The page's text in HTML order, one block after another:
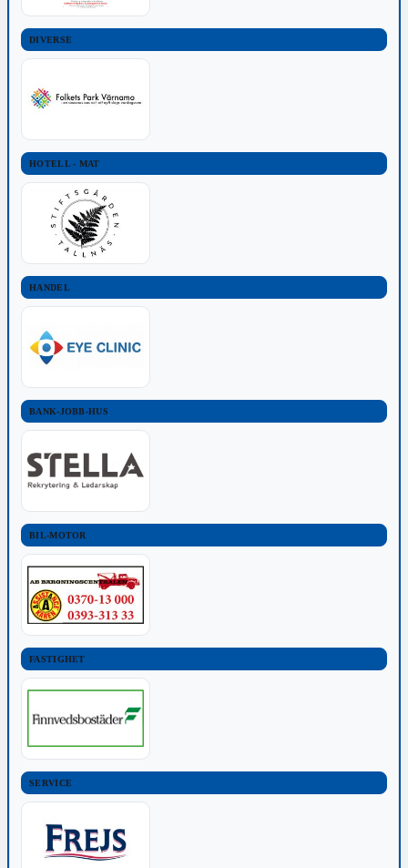
DIVERSE
HOTELL - MAT
HANDEL
BANK-JOBB-HUS
BIL-MOTOR
FASTIGHET
SERVICE